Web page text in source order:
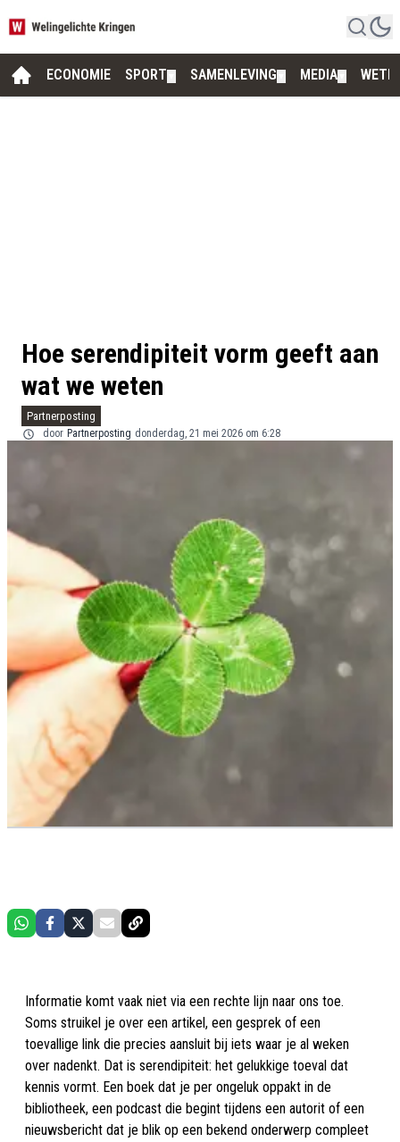
ECONOMIE SPORT SAMENLEVING MEDIA
Hoe serendipiteit vorm geeft aan
wat we weten
Partnerposting
door Partnerposting donderdag, 21 mei 2026 om 6:28
Informatie komt vaak niet via een rechte lijn naar ons toe.
Soms struikel je over een artikel, een gesprek of een
toevallige link die precies aansluit bij iets waar je al weken
over nadenkt. Dat is serendipiteit: het gelukkige toeval dat
kennis vormt. Een boek dat je per ongeluk oppakt in de
bibliotheek, een podcast die begint tijdens een autorit of een
nieuwsbericht dat je blik op een bekend onderwerp compleet